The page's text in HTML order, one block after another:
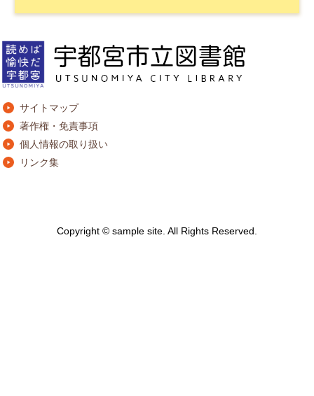
サイトマップ
著作権・免責事項
個人情報の取り扱い
リンク集
Copyright © sample site. All Rights Reserved.